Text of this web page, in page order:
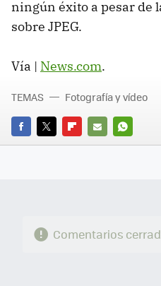
ningún éxito a pesar de
sobre JPEG.
Vía | News.com.
FACEBOOK
TWITTERFLIPBOARD
E-
TEMAS Fotografía y vídeo
Comentarios